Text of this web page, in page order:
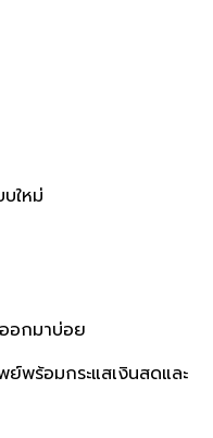
ใหม่
อกมาบ่อย
พร้อมกระแสเงินสดและ